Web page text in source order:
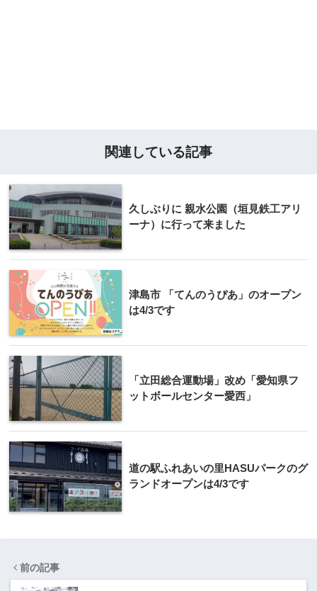
関連している記事
久しぶりに 親水公園（垣見鉄工アリ
ーナ）に行って来ました
津島市 「てんのうぴあ」のオープン
は4/3です
「立田総合運動場」改め「愛知県フ
ットボールセンター愛西」
道の駅ふれあいの里HASUパークのグ
ランドオープンは4/3です
前の記事